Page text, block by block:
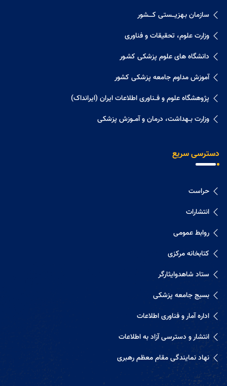
سازمان بـهزیـــستی کــــشور
وزارت علوم، تحقیقات و فناوری
دانشگاه های علوم پزشکی کشـور
آموزش مداوم جامعه پزشکی کشور
پژوهشگاه علوم و فــناوری اطلاعات ایران (ایرانداک)
وزارت بــهداشت، درمان و آمــوزش پزشکی
دسترسی سریع
حراست
انتشارات
روابط عمومی
کتابخانه مرکزی
ستاد شاهدوایثارگر
بسیج جامعه پزشکی
اداره آمار و فناوری اطلاعات
انتشار و دسترسی آزاد به اطلاعات
نهاد نمایندگی مقام معظم رهبری